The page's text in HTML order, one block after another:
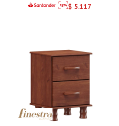
$ 5.117